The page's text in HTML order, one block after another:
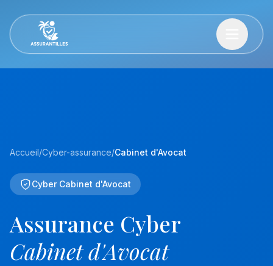
Accueil/Cyber-assurance/Cabinet d'Avocat
Cyber Cabinet d'Avocat
Assurance Cyber
Cabinet d'Avocat